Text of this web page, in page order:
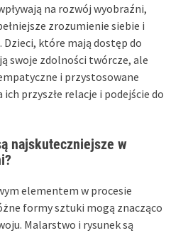
na rozwój wyobraźni,
zrozumienie siebie i
które mają dostęp do
swoje zdolności twórcze, ale
i przystosowane
ich przyszłe relacje i podejście do
najskuteczniejsze w
elementem w procesie
formy sztuki mogą znacząco
Malarstwo i rysunek są